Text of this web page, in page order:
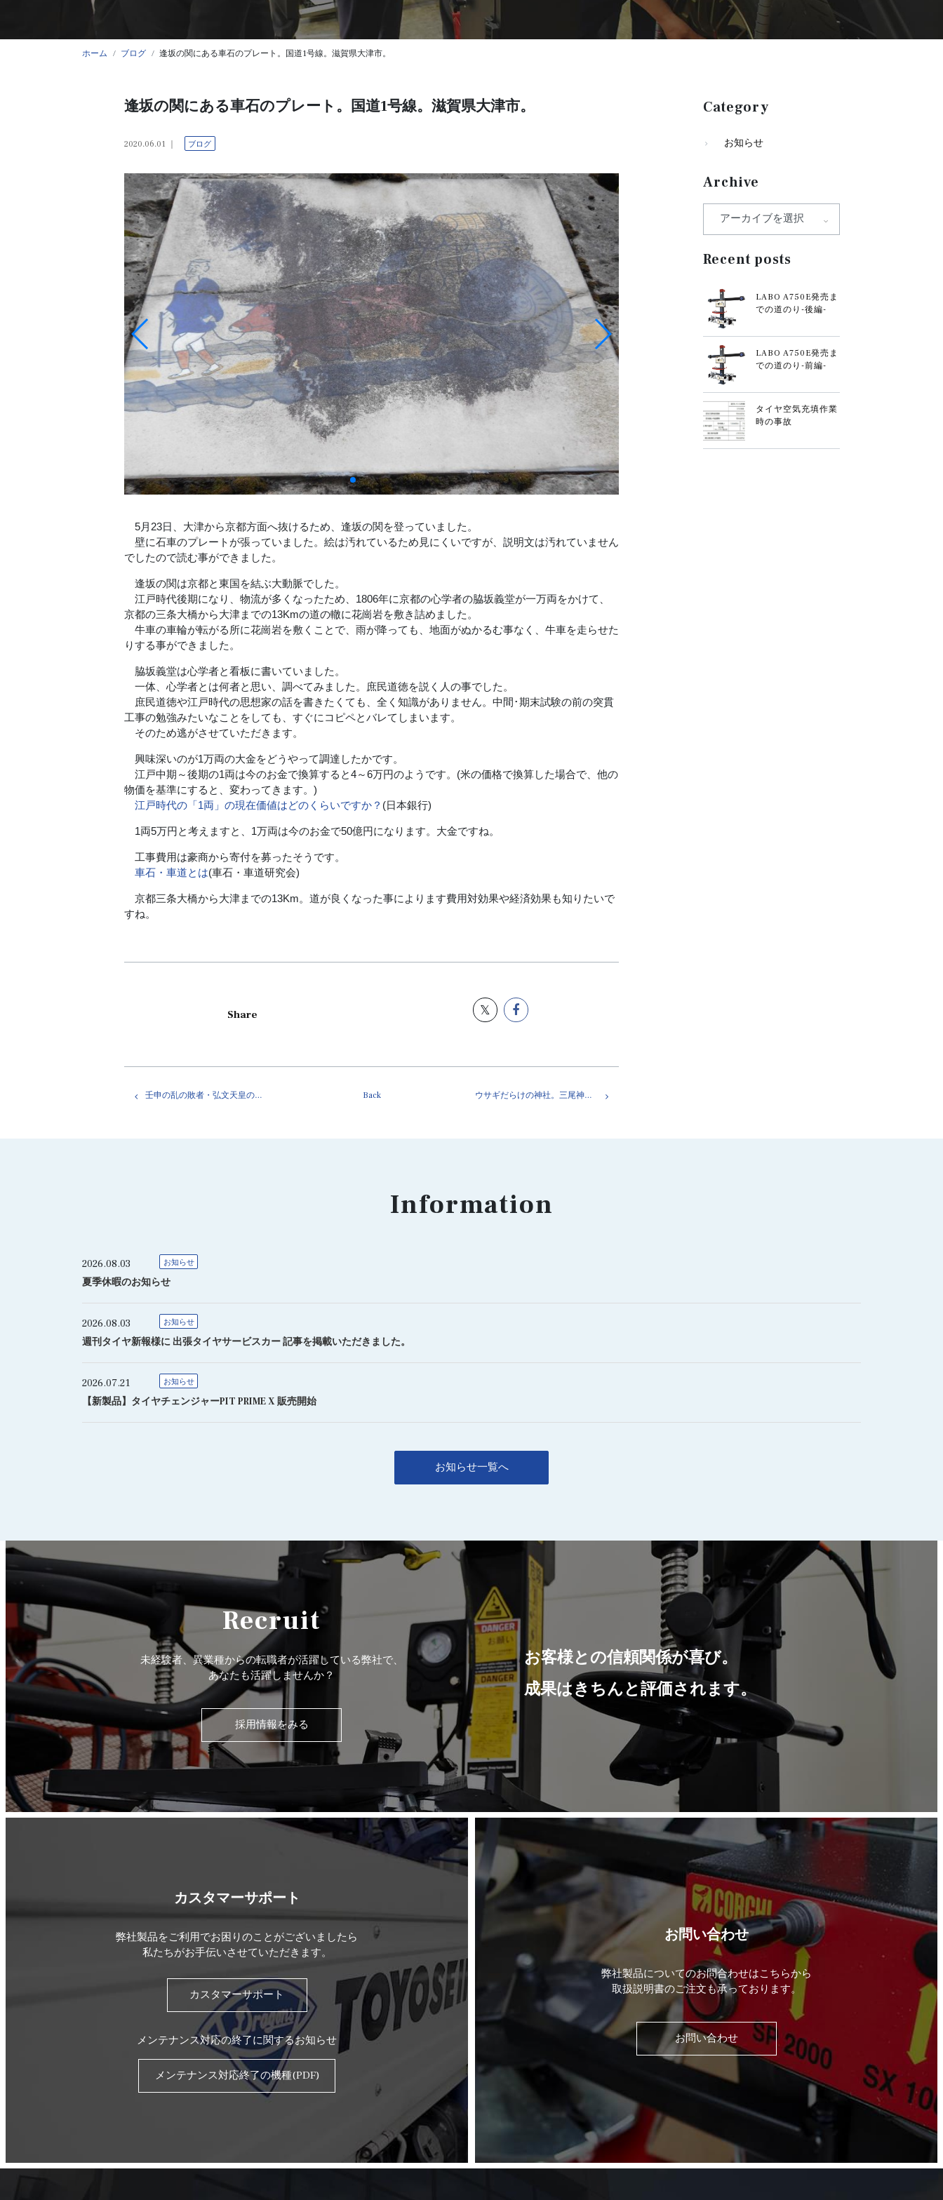
ホーム ブログ 逢坂の関にある車石のプレート。国道1号線。滋賀県大津市。
逢坂の関にある車石のプレート。国道1号線。滋賀県大津市。
2020.06.01 ブログ
5月23日、大津から京都方面へ抜けるため、逢坂の関を登っていました。
壁に石車のプレートが張っていました。絵は汚れているため見にくいですが、説明文は汚れていません
でしたので読む事ができました。
逢坂の関は京都と東国を結ぶ大動脈でした。
江戸時代後期になり、物流が多くなったため、1806年に京都の心学者の脇坂義堂が一万両をかけて、
京都の三条大橋から大津までの13Kmの道の轍に花崗岩を敷き詰めました。
牛車の車輪が転がる所に花崗岩を敷くことで、雨が降っても、地面がぬかるむ事なく、牛車を走らせた
りする事ができました。
脇坂義堂は心学者と看板に書いていました。
一体、心学者とは何者と思い、調べてみました。庶民道徳を説く人の事でした。
庶民道徳や江戸時代の思想家の話を書きたくても、全く知識がありません。中間･期末試験の前の突貫
工事の勉強みたいなことをしても、すぐにコピペとバレてしまいます。
そのため逃がさせていただきます。
興味深いのが1万両の大金をどうやって調達したかです。
江戸中期～後期の1両は今のお金で換算すると4～6万円のようです。(米の価格で換算した場合で、他の
物価を基準にすると、変わってきます。)
江戸時代の「1両」の現在価値はどのくらいですか？ (日本銀行)
1両5万円と考えますと、1万両は今のお金で50億円になります。大金ですね。
工事費用は豪商から寄付を募ったそうです。
車石・車道とは(車石・車道研究会)
京都三条大橋から大津までの13Km。道が良くなった事によります費用対効果や経済効果も知りたいで
すね。
Share
壬申の乱の敗者・弘文天皇の陵墓。滋賀県大津市 Back ウサギだらけの神社。三尾神社。滋賀県大津市
Category
お知らせ
Archive
Recent posts
LABO A750E発売ま
での道のり-後編-
LABO A750E発売ま
での道のり-前編-
タイヤ空気充填作業
時の事故
Information
2026.08.03 お知らせ
夏季休暇のお知らせ
2026.08.03 お知らせ
週刊タイヤ新報様に 出張タイヤサービスカー 記事を掲載いただきました。
2026.07.21 お知らせ
【新製品】タイヤチェンジャーPIT PRIME X 販売開始
お知らせ一覧へ
お客様との信頼関係が喜び。
成果はきちんと評価されます。
Recruit
未経験者、異業種からの転職者が活躍している弊社で、
あなたも活躍しませんか？
採用情報をみる
カスタマーサポート
弊社製品をご利用でお困りのことがございましたら
私たちがお手伝いさせていただきます。
カスタマーサポート
メンテナンス対応の終了に関するお知らせ
メンテナンス対応終了の機種(PDF)
お問い合わせ
弊社製品についてのお問合わせはこちらから
取扱説明書のご注文も承っております。
お問い合わせ